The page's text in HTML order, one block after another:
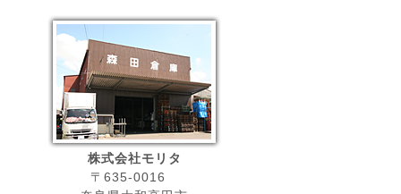
株式会社モリタ
〒635-0016